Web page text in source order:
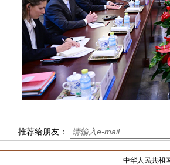
推荐给朋友：
中华人民共和